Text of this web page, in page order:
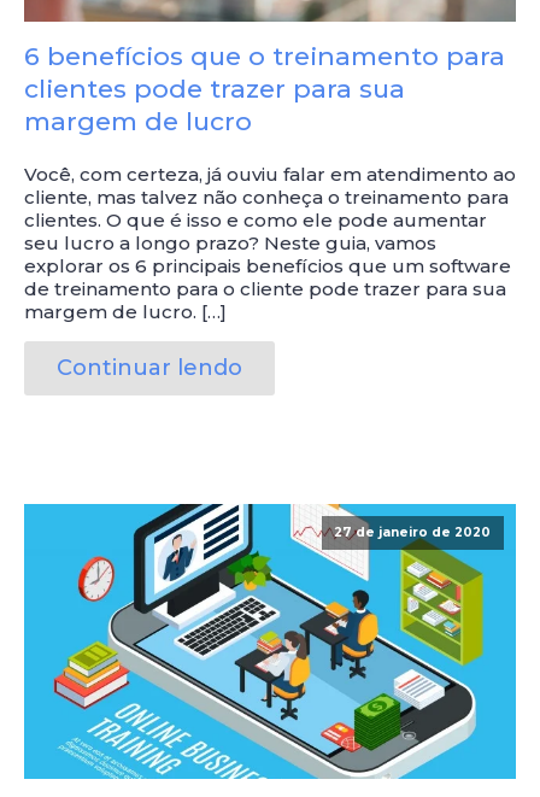
6 benefícios que o treinamento para
clientes pode trazer para sua
margem de lucro
Você, com certeza, já ouviu falar em atendimento ao
cliente, mas talvez não conheça o treinamento para
clientes. O que é isso e como ele pode aumentar
seu lucro a longo prazo? Neste guia, vamos
explorar os 6 principais benefícios que um software
de treinamento para o cliente pode trazer para sua
margem de lucro. […]
Continuar lendo
27 de janeiro de 2020